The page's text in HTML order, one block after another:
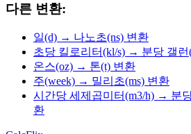
다른 변환:
일(d) → 나노초(ns) 변환
초당 킬로리터(kl/s) → 분당 갤런
온스(oz) → 톤(t) 변환
주(week) → 밀리초(ms) 변환
시간당 세제곱미터(m3/h) → 분
환